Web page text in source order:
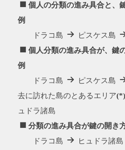
個人の分類の進み具合と、
例
ドラコ島
ピスケス島
個人分類の進み具合が、鍵
例
ドラコ島
ピスケス島
去に訪れた島のとあるエリア(*)
ュドラ諸島
分類の進み具合が鍵の開き
ドラコ島
ヒュドラ諸